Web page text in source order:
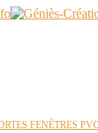
FENÊTRES